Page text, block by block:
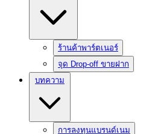
ร้านค้าพาร์ตเนอร์
จุด Drop-off ขายฝาก
บทความ
การลงทุนแบรนด์เนม